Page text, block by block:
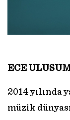
ECE
2014 yılında
müzik